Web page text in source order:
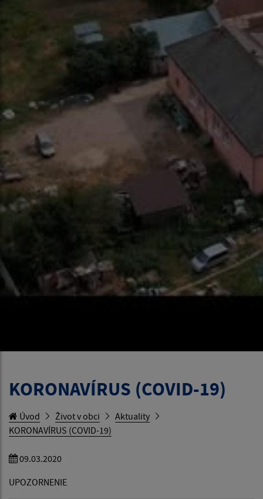
KORONAVÍRUS (COVID-19)
Úvod Život v obci
Aktuality
KORONAVÍRUS (COVID-19)
09.03.2020
UPOZORNENIE